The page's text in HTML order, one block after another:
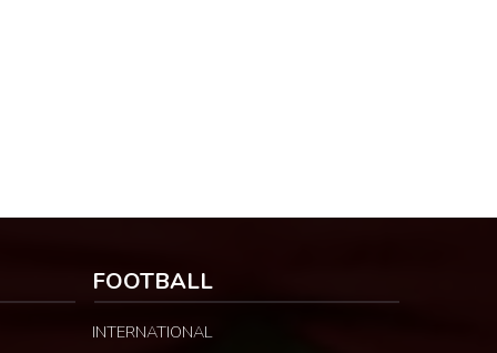
FOOTBALL
INTERNATIONAL